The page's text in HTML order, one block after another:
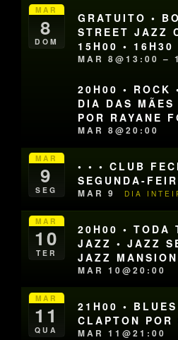
MAR
8
DOM
GRATUITO •
STREET JAZZ
15H00 • 16H30
MAR 8@13:00 –
20H00 • ROCK
DIA DAS
POR RAYANE
MAR 8@20:00
MAR
9
SEG
• • • CLUB
SEGUNDA-
MAR 9 DIA
MAR
10
TER
20H00 • TODA
JAZZ • JAZZ
JAZZ MANSION
MAR 10@20:00
MAR
11
QUA
21H00 •
CLAPTON
MAR 11@21:00